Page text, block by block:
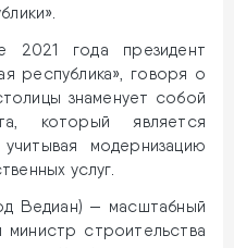
2021 года президент
республика», говоря о
знаменует собой
который является
модернизацию
услуг.
Ведиан) — масштабный
строительства